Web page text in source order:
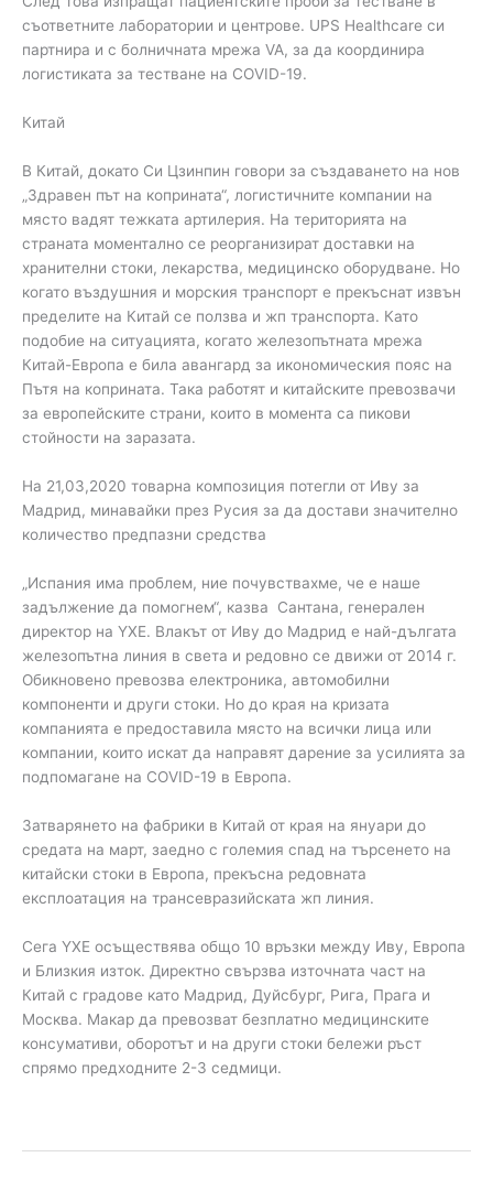
съответните лаборатории и центрове. UPS Healthcare си
партнира и с болничната мрежа VA, за да координира
логистиката за тестване на COVID-19.
Китай
В Китай, докато Си Цзинпин говори за създаването на нов
„Здравен път на коприната“, логистичните компании на
място вадят тежката артилерия. На територията на
страната моментално се реорганизират доставки на
хранителни стоки, лекарства, медицинско оборудване. Но
когато въздушния и морския транспорт е прекъснат извън
пределите на Китай се ползва и жп транспорта. Като
подобие на ситуацията, когато железопътната мрежа
Китай-Европа е била авангард за икономическия пояс на
Пътя на коприната. Така работят и китайските превозвачи
за европейските страни, които в момента са пикови
стойности на заразата.
На 21,03,2020 товарна композиция потегли от Иву за
Мадрид, минавайки през Русия за да достави значително
количество предпазни средства
„Испания има проблем, ние почувствахме, че е наше
задължение да помогнем“, казва Сантана, генерален
директор на YXE. Влакът от Иву до Мадрид е най-дългата
железопътна линия в света и редовно се движи от 2014 г.
Обикновено превозва електроника, автомобилни
компоненти и други стоки. Но до края на кризата
компанията е предоставила място на всички лица или
компании, които искат да направят дарение за усилията за
подпомагане на COVID-19 в Европа.
Затварянето на фабрики в Китай от края на януари до
средата на март, заедно с големия спад на търсенето на
китайски стоки в Европа, прекъсна редовната
експлоатация на трансевразийската жп линия.
Сега YXE осъществява общо 10 връзки между Иву, Европа
и Близкия изток. Директно свързва източната част на
Китай с градове като Мадрид, Дуйсбург, Рига, Прага и
Москва. Макар да превозват безплатно медицинските
консумативи, оборотът и на други стоки бележи ръст
спрямо предходните 2-3 седмици.